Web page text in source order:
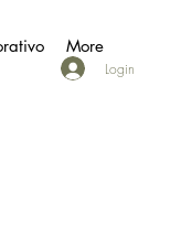
More
Login